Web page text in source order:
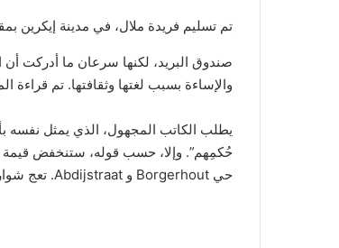
تم تسليم فريدة ملال، في مدينة إيكرين
صندوق البريد، لكنها سرعان ما أدركت أن
والإساءة بسبب لغتها وثقافتها. تم
يطلب الكاتب المجهول، الذي يمثل نفسه
حُكمِهم”. وإلا، حسب قوله، ستنخفض
حي Borgerhout و Abdijstraat. تعج شوارع Offerandestraat و Bredabaan بالكثير من المغاربة والعرب.